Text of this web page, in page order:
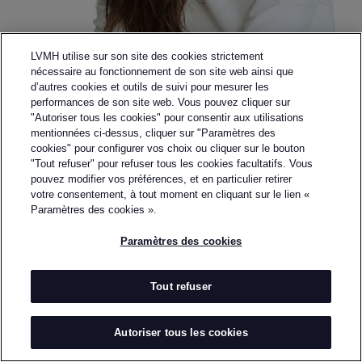
Retourner à la page précédente
COLLEEN ALLEN
COLLEEN ALLEN
emotionally-charged color, tactile and textural
materiality, as well as romantic silhouettes. Made in
New York, each garment reflects the brand’s
commitment to craft, balancing bold, extroverted
LVMH utilise sur son site des cookies strictement
nécessaire au fonctionnement de son site web ainsi que
d’autres cookies et outils de suivi pour mesurer les
performances de son site web. Vous pouvez cliquer sur
"Autoriser tous les cookies" pour consentir aux utilisations
mentionnées ci-dessus, cliquer sur "Paramètres des
cookies" pour configurer vos choix ou cliquer sur le bouton
"Tout refuser" pour refuser tous les cookies facultatifs. Vous
pouvez modifier vos préférences, et en particulier retirer
votre consentement, à tout moment en cliquant sur le lien «
Paramètres des cookies ».
Paramètres des cookies
Tout refuser
Autoriser tous les cookies